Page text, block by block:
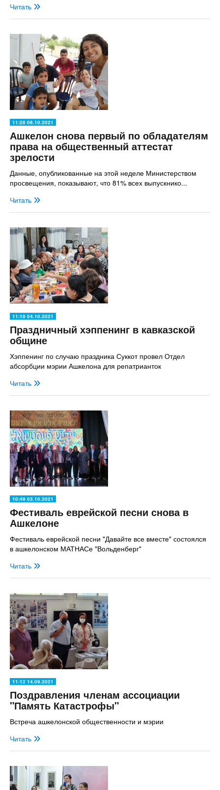
Читать
11:28 06.10.2021
Ашкелон снова первый по обладателям
права на общественный аттестат
зрелости
Данные, опубликованные на этой неделе Министерством
просвещения, показывают, что 81% всех выпускнико...
Читать
11:18 04.10.2021
Праздничный хэппенинг в кавказской
общине
Хэппенинг по случаю праздника Суккот провел Отдел
абсорбции мэрии Ашкелона для репатрианток
Читать
10:49 03.10.2021
Фестиваль еврейской песни снова в
Ашкелоне
Фестиваль еврейской песни "Давайте все вместе" состоялся
в ашкелонском МАТНАСе "Вольденберг"
Читать
11:12 14.09.2021
Поздравления членам ассоциации
"Память Катастрофы"
Встреча ашкелонской общественности и мэрии
Читать